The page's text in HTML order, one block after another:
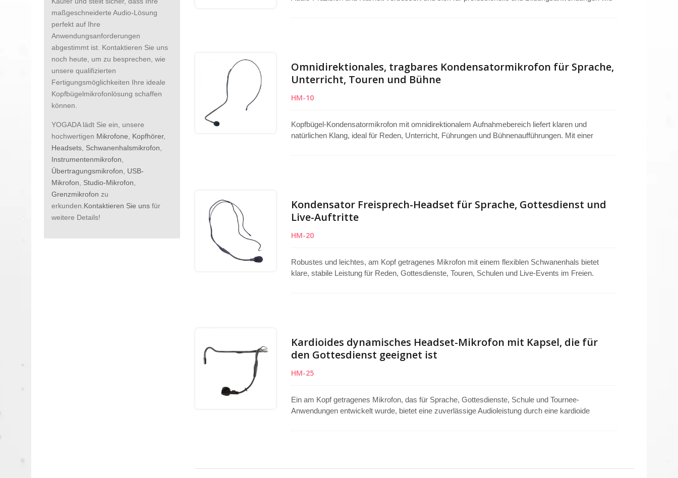
maßgeschneiderte Audio-Lösung
perfekt auf Ihre
Anwendungsanforderungen
abgestimmt ist. Kontaktieren Sie uns
noch heute, um zu besprechen, wie
unsere qualifizierten
Fertigungsmöglichkeiten Ihre ideale
Kopfbügelmikrofonlösung schaffen
können.
YOGADA lädt Sie ein, unsere
hochwertigen Mikrofone, Kopfhörer,
Headsets, Schwanenhalsmikrofon,
Instrumentenmikrofon,
Übertragungsmikrofon, USB-
Mikrofon, Studio-Mikrofon,
Grenzmikrofon zu
erkunden. Kontaktieren Sie uns für
weitere Details!
Richtmuster erfasst den Klang gleichmäßig aus allen Richtungen, minimiert die Notwendigkeit
Omnidirektionales, tragbares Kondensatormikrofon für Sprache,
Unterricht, Touren und Bühne
HM-10
Kopfbügel-Kondensatormikrofon mit omnidirektionalem Aufnahmebereich liefert klaren und
natürlichen Klang, ideal für Reden, Unterricht, Führungen und Bühnenaufführungen. Mit einer
und stabilen Klang. Betrieb mit einer DC-Spannung von 1,5V–9V und einem S/N-Verhältnis von
Kondensator Freisprech-Headset für Sprache, Gottesdienst und
Live-Auftritte
HM-20
Robustes und leichtes, am Kopf getragenes Mikrofon mit einem flexiblen Schwanenhals bietet
klare, stabile Leistung für Reden, Gottesdienste, Touren, Schulen und Live-Events im Freien.
für eine konsistente Klangqualität. Ausgestattet mit einem standardmäßigen 3,5-mm-Mono-Stecker
Kardioides dynamisches Headset-Mikrofon mit Kapsel, die für
den Gottesdienst geeignet ist
HM-25
Ein am Kopf getragenes Mikrofon, das für Sprache, Gottesdienste, Schule und Tournee-
Anwendungen entwickelt wurde, bietet eine zuverlässige Audioleistung durch eine kardioide
Robustes Gestell sorgt für langfristige Haltbarkeit, während die Kompatibilität mit